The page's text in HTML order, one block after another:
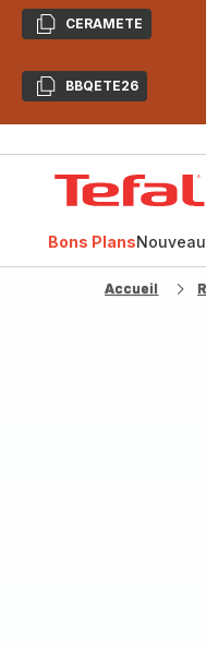
CopierCERAMETE
CopierBBQETE26
Bons Plans
Accueil